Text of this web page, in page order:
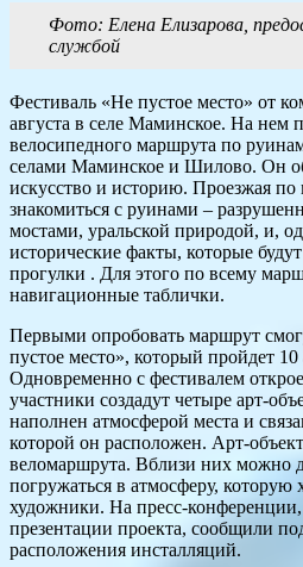
Фото: Елена Елизарова,
службой
Фестиваль «Не пустое место» от
августа в селе Маминское. На нем
велосипедного маршрута по
селами Маминское и Шилово. Он
искусство и историю. Проезжая
знакомиться с руинами –
мостами, уральской природой, и,
исторические факты, которые
прогулки . Для этого по всему
навигационные таблички.
Первыми опробовать маршрут
пустое место», который пройдет
Одновременно с фестивалем
участники создадут четыре арт-
наполнен атмосферой места и
которой он расположен. Арт-
веломаршрута. Вблизи них можно
погружаться в атмосферу, которую
художники. На пресс-
презентации проекта, сообщили
расположения инсталляций.